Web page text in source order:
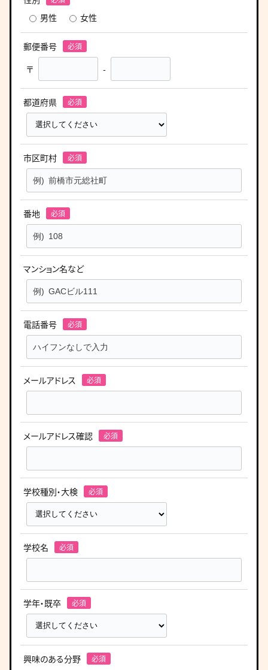
男性
女性
郵便番号
〒
-
都道府県
市区町村
番地
マンション名など
電話番号
メールアドレス
メールアドレス確認
学校種別・大検
学校名
学年・既卒
興味のある分野